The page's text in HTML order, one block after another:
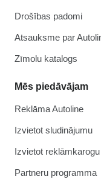
Drošības padomi
Atsauksme par
Zīmolu katalogs
Mēs piedāvājam
Reklāma Autoline
Izvietot sludinājumu
Izvietot reklāmkarogu
Partneru programma